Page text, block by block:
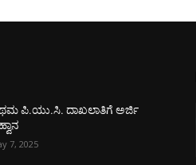
ಪಿ.ಯು.ಸಿ. ದಾಖಲಾತಿಗೆ ಅರ್ಜಿ
7, 2025